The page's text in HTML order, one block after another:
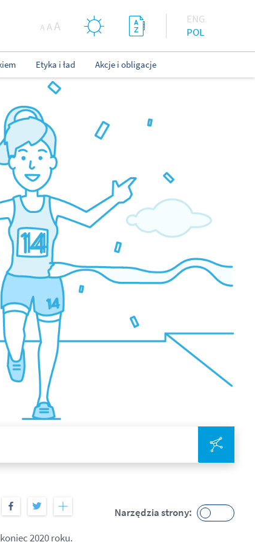
ENG
POL
A AA
Etyka i ład Akcje i obligacje
Narzędzia strony:
2020 roku.